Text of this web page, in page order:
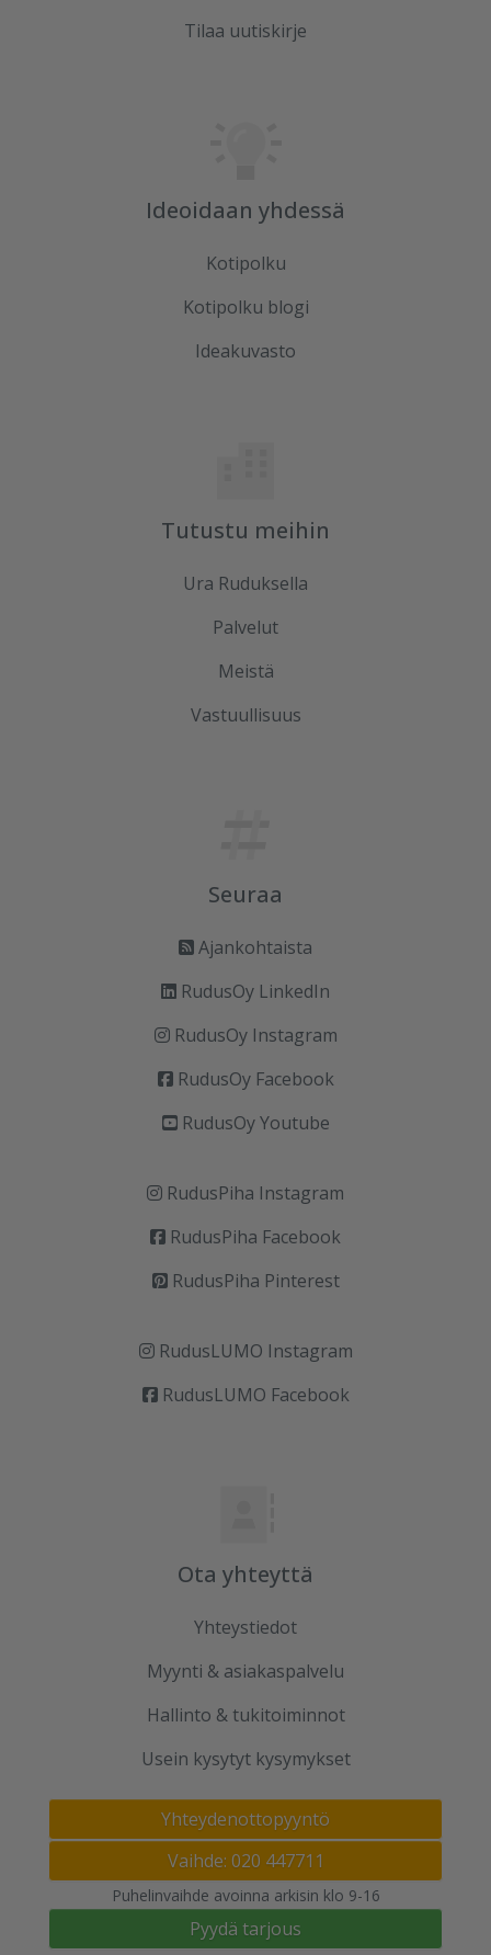
Tilaa uutiskirje
Ideoidaan yhdessä
Kotipolku
Kotipolku blogi
Ideakuvasto
Tutustu meihin
Ura Ruduksella
Palvelut
Meistä
Vastuullisuus
Seuraa
Ajankohtaista
RudusOy LinkedIn
RudusOy Instagram
RudusOy Facebook
RudusOy Youtube
RudusPiha Instagram
RudusPiha Facebook
RudusPiha Pinterest
RudusLUMO Instagram
RudusLUMO Facebook
Ota yhteyttä
Yhteystiedot
Myynti & asiakaspalvelu
Hallinto & tukitoiminnot
Usein kysytyt kysymykset
Yhteydenottopyyntö
Vaihde: 020 447711
Puhelinvaihde avoinna arkisin klo 9-16
Pyydä tarjous